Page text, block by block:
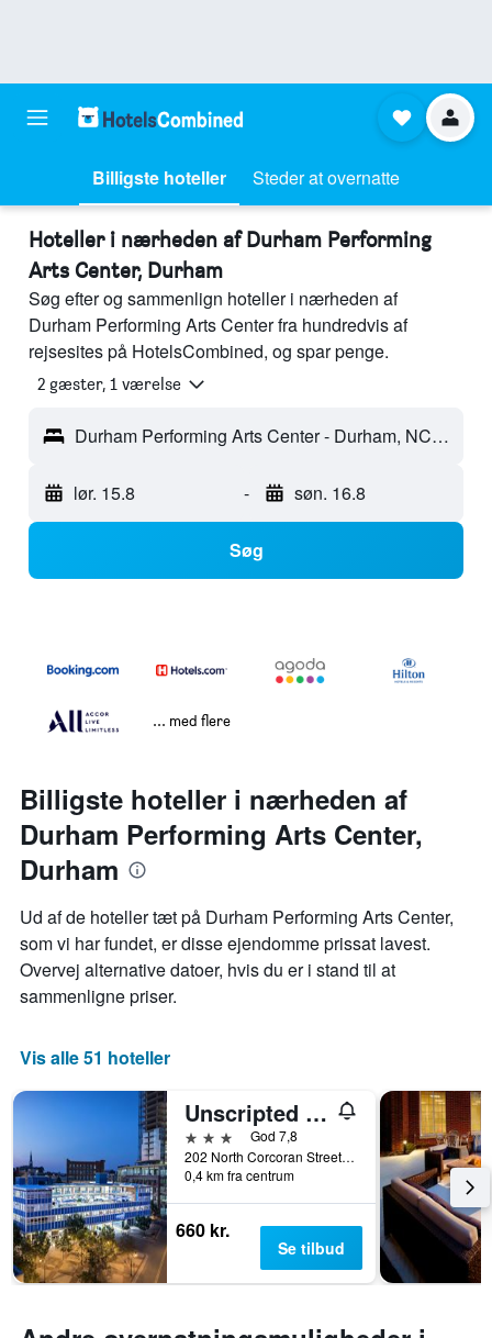
Billigste hoteller Steder at overnatte
Hoteller i nærheden af Durham Performing
Arts Center, Durham
Søg efter og sammenlign hoteller i nærheden af
Durham Performing Arts Center fra hundredvis af
rejsesites på HotelsCombined, og spar penge.
2 gæster, 1 værelse
Durham Performing Arts Center - Durham, NC, USA
lør. 15.8 - søn. 16.8
Søg
... med flere
Billigste hoteller i nærheden af
Durham Performing Arts Center,
Durham
Ud af de hoteller tæt på Durham Performing Arts Center,
som vi har fundet, er disse ejendomme prissat lavest.
Overvej alternative datoer, hvis du er i stand til at
sammenligne priser.
Vis alle 51 hoteller
Unscripted Durham
3 stjernerGod 7,8
202 North Corcoran Street, Durham, NC, USA
0,4 km fra centrum
660 kr.
Se tilbud